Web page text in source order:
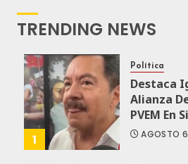
TRENDING NEWS
1
Política
Destaca
Alianza
PVEM En
AGOSTO